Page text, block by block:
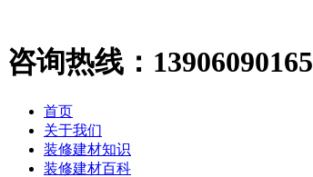
咨询热线： 13906090165
首页
关于我们
装修建材知识
装修建材百科